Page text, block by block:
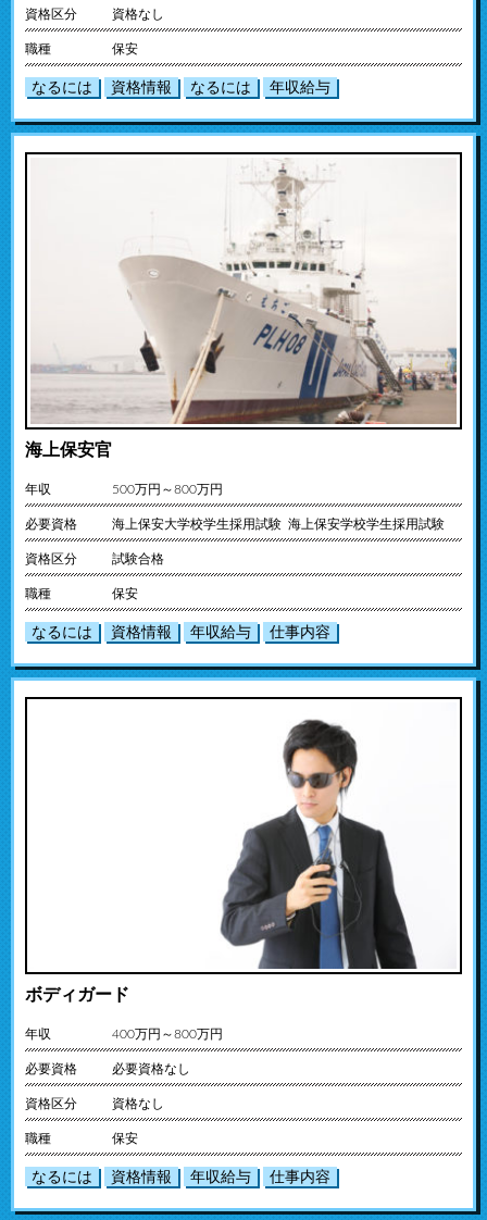
資格区分 資格なし
職種 保安
なるには 資格情報 なるには 年収給与
海上保安官
年収 500万円～800万円
必要資格 海上保安大学校学生採用試験 海上保安学校学生採用試験
資格区分 試験合格
職種 保安
なるには 資格情報 年収給与 仕事内容
ボディガード
年収 400万円～800万円
必要資格 必要資格なし
資格区分 資格なし
職種 保安
なるには 資格情報 年収給与 仕事内容